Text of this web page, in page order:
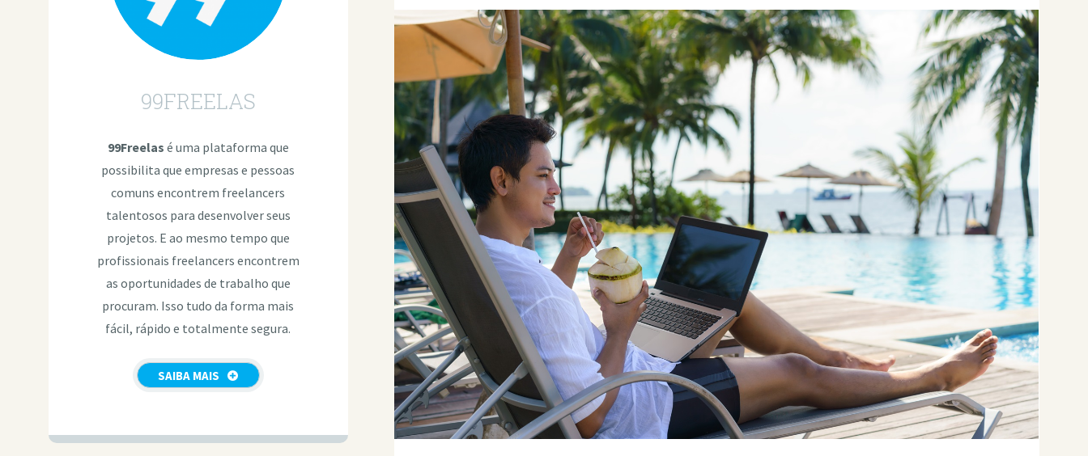
99FREELAS
99Freelas é uma plataforma que
possibilita que empresas e pessoas
comuns encontrem freelancers
talentosos para desenvolver seus
projetos. E ao mesmo tempo que
profissionais freelancers encontrem
as oportunidades de trabalho que
procuram. Isso tudo da forma mais
fácil, rápido e totalmente segura.
SAIBA MAIS